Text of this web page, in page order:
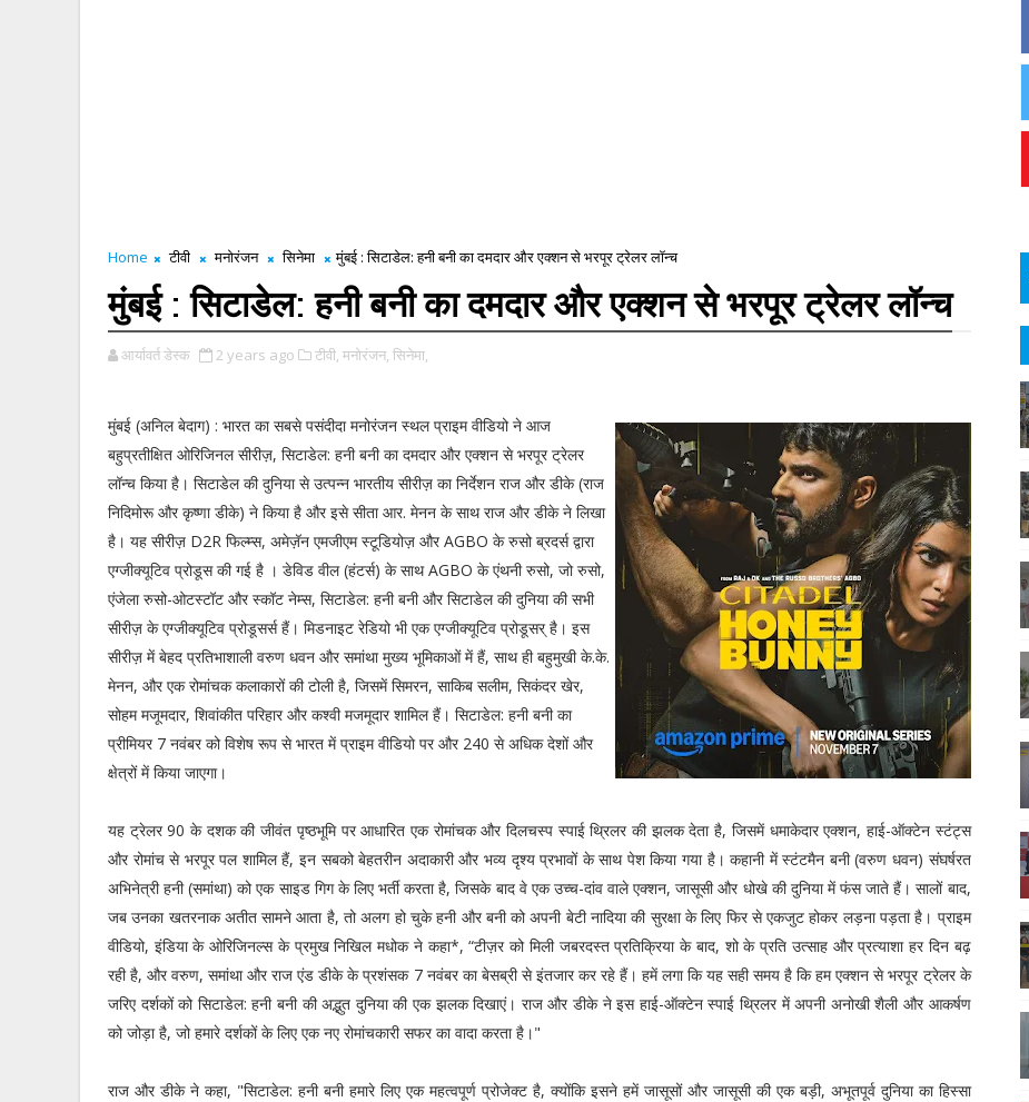
Home टीवी मनोरंजन सिनेमा मुंबई : सिटाडेल: हनी बनी का दमदार और एक्शन से भरपूर ट्रेलर लॉन्च
मुंबई : सिटाडेल: हनी बनी का दमदार और एक्शन से भरपूर ट्रेलर लॉन्च
आर्यावर्त डेस्क 2 years ago टीवी, मनोरंजन, सिनेमा,
मुंबई (अनिल बेदाग) : भारत का सबसे पसंदीदा मनोरंजन स्थल प्राइम वीडियो ने आज
बहुप्रतीक्षित ओरिजिनल सीरीज़, सिटाडेल: हनी बनी का दमदार और एक्शन से भरपूर ट्रेलर
लॉन्च किया है। सिटाडेल की दुनिया से उत्पन्न भारतीय सीरीज़ का निर्देशन राज और डीके (राज
निदिमोरू और कृष्णा डीके) ने किया है और इसे सीता आर. मेनन के साथ राज और डीके ने लिखा
है। यह सीरीज़ D2R फिल्म्स, अमेज़ॅन एमजीएम स्टूडियोज़ और AGBO के रुसो ब्रदर्स द्वारा
एग्जीक्यूटिव प्रोडूस की गई है । डेविड वील (हंटर्स) के साथ AGBO के एंथनी रुसो, जो रुसो,
एंजेला रुसो-ओटस्टॉट और स्कॉट नेम्स, सिटाडेल: हनी बनी और सिटाडेल की दुनिया की सभी
सीरीज़ के एग्जीक्यूटिव प्रोडूसर्स हैं। मिडनाइट रेडियो भी एक एग्जीक्यूटिव प्रोडूसर् है। इस
सीरीज़ में बेहद प्रतिभाशाली वरुण धवन और समांथा मुख्य भूमिकाओं में हैं, साथ ही बहुमुखी के.के.
मेनन, और एक रोमांचक कलाकारों की टोली है, जिसमें सिमरन, साकिब सलीम, सिकंदर खेर,
सोहम मजूमदार, शिवांकीत परिहार और कश्वी मजमूदार शामिल हैं। सिटाडेल: हनी बनी का
प्रीमियर 7 नवंबर को विशेष रूप से भारत में प्राइम वीडियो पर और 240 से अधिक देशों और
क्षेत्रों में किया जाएगा।
यह ट्रेलर 90 के दशक की जीवंत पृष्ठभूमि पर आधारित एक रोमांचक और दिलचस्प स्पाई थ्रिलर की झलक देता है, जिसमें धमाकेदार एक्शन, हाई-ऑक्टेन स्टंट्स
और रोमांच से भरपूर पल शामिल हैं, इन सबको बेहतरीन अदाकारी और भव्य दृश्य प्रभावों के साथ पेश किया गया है। कहानी में स्टंटमैन बनी (वरुण धवन) संघर्षरत
अभिनेत्री हनी (समांथा) को एक साइड गिग के लिए भर्ती करता है, जिसके बाद वे एक उच्च-दांव वाले एक्शन, जासूसी और धोखे की दुनिया में फंस जाते हैं। सालों बाद,
जब उनका खतरनाक अतीत सामने आता है, तो अलग हो चुके हनी और बनी को अपनी बेटी नादिया की सुरक्षा के लिए फिर से एकजुट होकर लड़ना पड़ता है। प्राइम
वीडियो, इंडिया के ओरिजिनल्स के प्रमुख निखिल मधोक ने कहा*, “टीज़र को मिली जबरदस्त प्रतिक्रिया के बाद, शो के प्रति उत्साह और प्रत्याशा हर दिन बढ़
रही है, और वरुण, समांथा और राज एंड डीके के प्रशंसक 7 नवंबर का बेसब्री से इंतजार कर रहे हैं। हमें लगा कि यह सही समय है कि हम एक्शन से भरपूर ट्रेलर के
जरिए दर्शकों को सिटाडेल: हनी बनी की अद्भुत दुनिया की एक झलक दिखाएं। राज और डीके ने इस हाई-ऑक्टेन स्पाई थ्रिलर में अपनी अनोखी शैली और आकर्षण
को जोड़ा है, जो हमारे दर्शकों के लिए एक नए रोमांचकारी सफर का वादा करता है।"
राज और डीके ने कहा, "सिटाडेल: हनी बनी हमारे लिए एक महत्वपूर्ण प्रोजेक्ट है, क्योंकि इसने हमें जासूसों और जासूसी की एक बड़ी, अभूतपूर्व दुनिया का हिस्सा